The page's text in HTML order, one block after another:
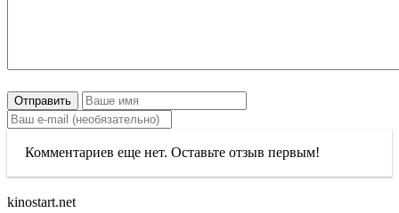
Отправить
Комментариев еще нет. Оставьте отзыв первым!
kinostart.net